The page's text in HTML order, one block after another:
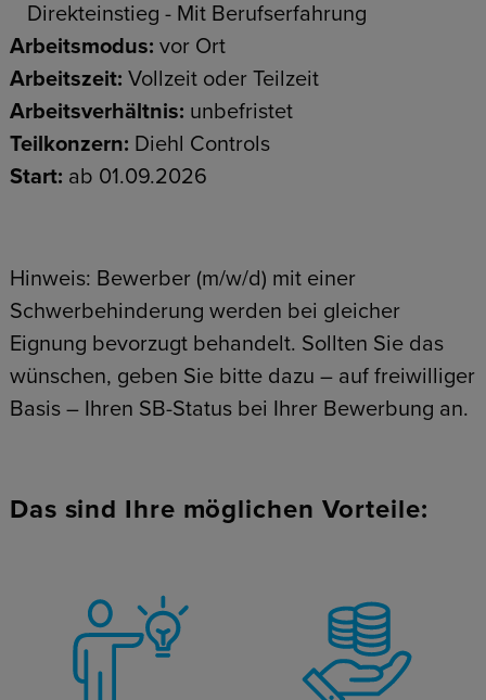
Direkteinstieg - Mit Berufserfahrung
Arbeitsmodus: vor Ort
Arbeitszeit: Vollzeit oder Teilzeit
Arbeitsverhältnis: unbefristet
Teilkonzern: Diehl Controls
Start: ab 01.09.2026
Hinweis: Bewerber (m/w/d) mit einer
Schwerbehinderung werden bei gleicher
Eignung bevorzugt behandelt. Sollten Sie das
wünschen, geben Sie bitte dazu – auf freiwilliger
Basis – Ihren SB-Status bei Ihrer Bewerbung an.
Das sind Ihre möglichen Vorteile: